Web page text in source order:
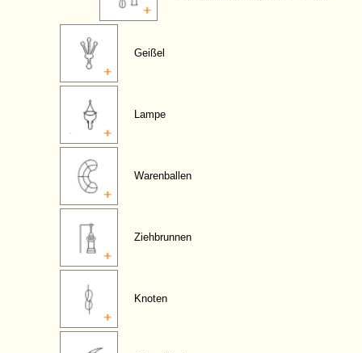
Geißel
Lampe
Warenballen
Ziehbrunnen
Knoten